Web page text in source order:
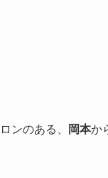
ンのある、 岡本か